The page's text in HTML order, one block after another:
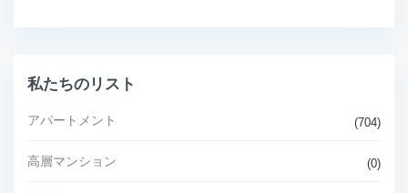
私たちのリスト
アパートメント (704)
高層マンション (0)